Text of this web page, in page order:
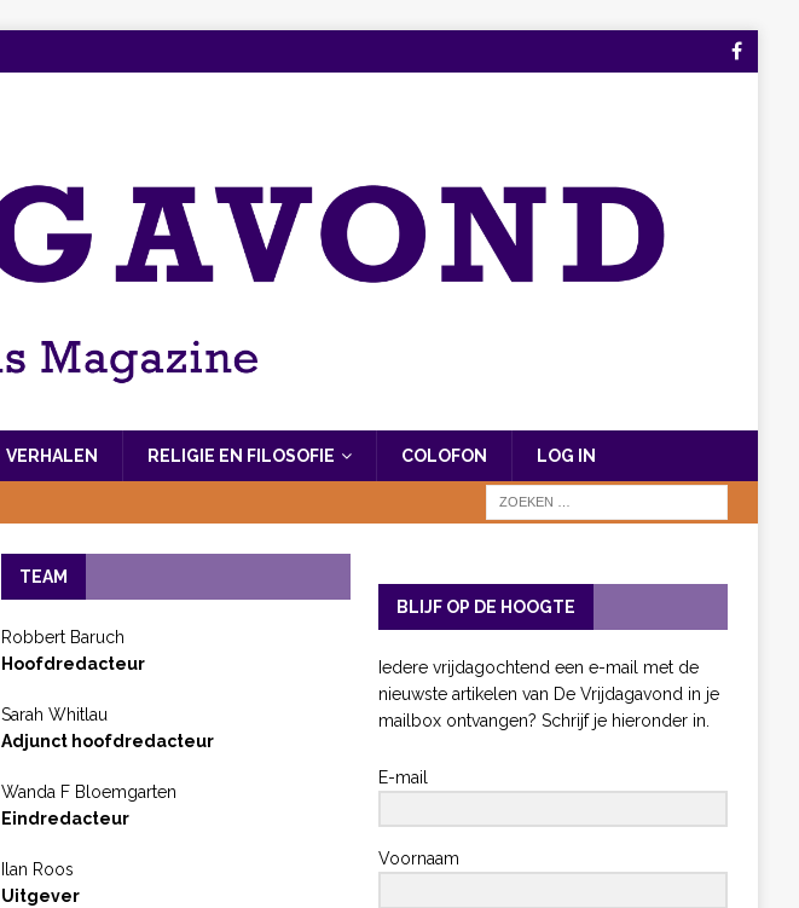
VERHALEN RELIGIE EN FILOSOFIE COLOFON LOG IN
TEAM
Robbert Baruch
Hoofdredacteur
Sarah Whitlau
Adjunct hoofdredacteur
Wanda F Bloemgarten
Eindredacteur
Ilan Roos
Uitgever
BLIJF OP DE HOOGTE
Iedere vrijdagochtend een e-mail met de
nieuwste artikelen van De Vrijdagavond in je
mailbox ontvangen? Schrijf je hieronder in.
E-mail
Voornaam